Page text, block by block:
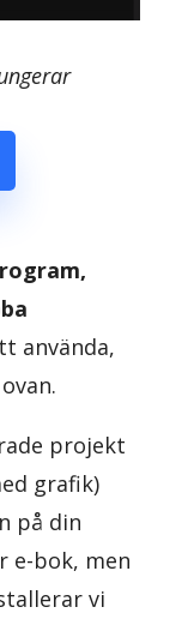
använda,
projekt
grafik)
på din
e-bok, men
vi